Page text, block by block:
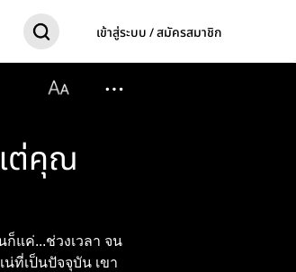
เข้าสู่ระบบ / สมัครสมาชิก
ต่คุณ
แค่...ช่วงเวลา จน
ที่เป็นปัจจุบัน​ เขา